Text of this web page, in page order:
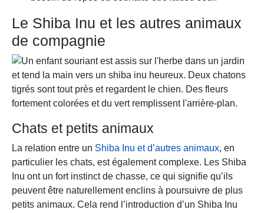
Le Shiba Inu et les autres animaux
de compagnie
Chats et petits animaux
La relation entre un Shiba Inu et d’autres animaux, en
particulier les chats, est également complexe. Les Shiba
Inu ont un fort instinct de chasse, ce qui signifie qu’ils
peuvent être naturellement enclins à poursuivre de plus
petits animaux. Cela rend l’introduction d’un Shiba Inu